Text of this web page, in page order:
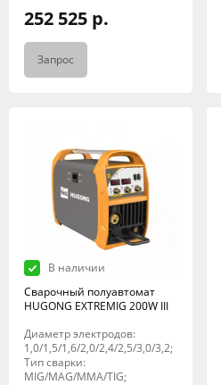
252 525 р.
Запрос
В наличии
Сварочный полуавтомат
HUGONG EXTREMIG 200W III
Диаметр электродов:
1,0/1,5/1,6/2,0/2,4/2,5/3,0/3,2;
Тип сварки:
MIG/MAG/MMA/TIG;